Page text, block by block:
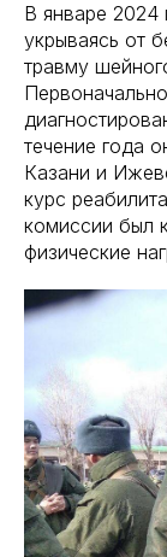
В январе 2024
укрываясь от
травму
течение года
Казани и
курс
комиссии был
физические